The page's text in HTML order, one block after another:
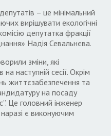
– це мінімальний
вирішувати екологічні
депутатка фракції
Надія Севальнєва.
зміни, які
наступній сесії. Окрім
життєзабезпечення та
на посаду
Це головний інженер
наразі є виконуючим